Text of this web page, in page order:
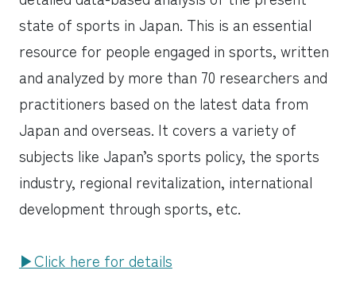
state of sports in Japan. This is an essential
resource for people engaged in sports, written
and analyzed by more than 70 researchers and
practitioners based on the latest data from
Japan and overseas. It covers a variety of
subjects like Japan’s sports policy, the sports
industry, regional revitalization, international
development through sports, etc.
▶︎Click here for details